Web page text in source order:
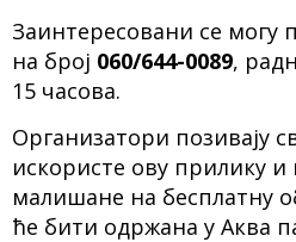
Заинтересовани се могу
на број 060/644-0089,
15 часова.
Организатори позивају
искористе ову прилику и
малишане на бесплатну
ће бити одржана у Аква